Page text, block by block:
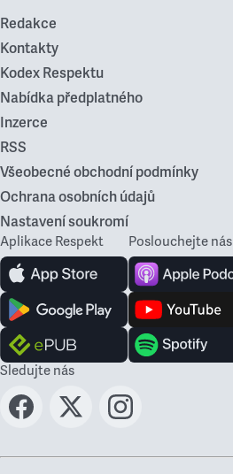
Redakce
Kontakty
Kodex Respektu
Nabídka předplatného
Inzerce
RSS
Všeobecné obchodní podmínky
Ochrana osobních údajů
Nastavení soukromí
Aplikace Respekt Poslouchejte nás
Sledujte nás